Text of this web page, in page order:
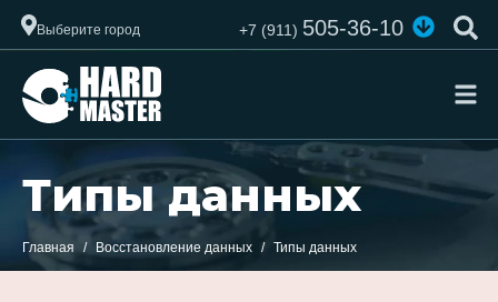
Выберите город +7 (911)505-36-10
Типы данных
Главная Восстановление данных Типы данных